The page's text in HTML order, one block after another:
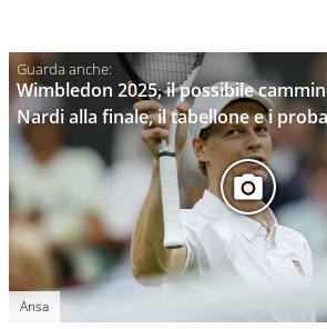
Wimbledon 2025, il possibile
Nardi alla finale, il tabellone e i
Ansa